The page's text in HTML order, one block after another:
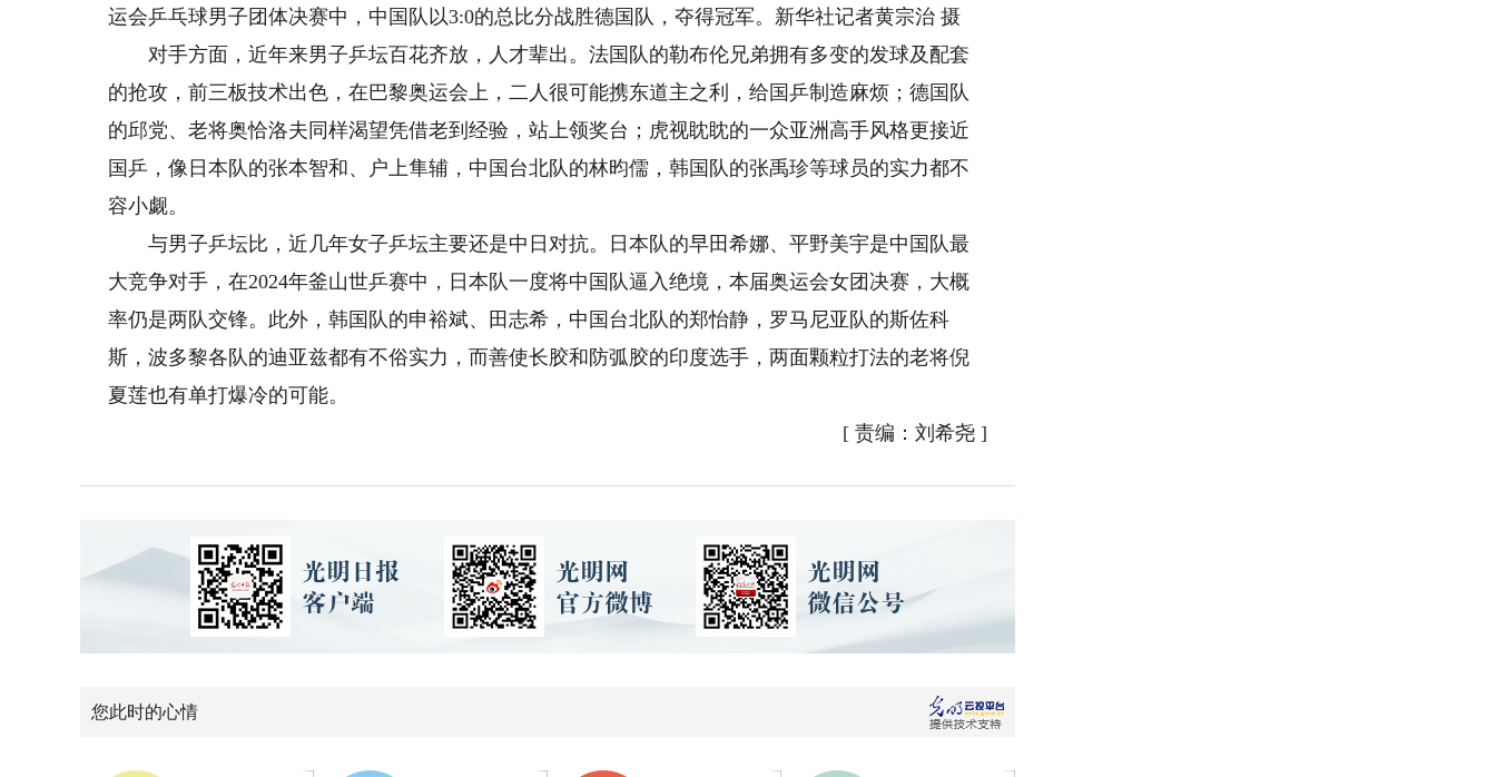
运会乒乓球男子团体决赛中，中国队以3:0的总比分战胜德国队，夺得冠军。新华社记者黄宗治 摄
对手方面，近年来男子乒坛百花齐放，人才辈出。法国队的勒布伦兄弟拥有多变的发球及配套
的抢攻，前三板技术出色，在巴黎奥运会上，二人很可能携东道主之利，给国乒制造麻烦；德国队
的邱党、老将奥恰洛夫同样渴望凭借老到经验，站上领奖台；虎视眈眈的一众亚洲高手风格更接近
国乒，像日本队的张本智和、户上隼辅，中国台北队的林昀儒，韩国队的张禹珍等球员的实力都不
容小觑。
与男子乒坛比，近几年女子乒坛主要还是中日对抗。日本队的早田希娜、平野美宇是中国队最
大竞争对手，在2024年釜山世乒赛中，日本队一度将中国队逼入绝境，本届奥运会女团决赛，大概
率仍是两队交锋。此外，韩国队的申裕斌、田志希，中国台北队的郑怡静，罗马尼亚队的斯佐科
斯，波多黎各队的迪亚兹都有不俗实力，而善使长胶和防弧胶的印度选手，两面颗粒打法的老将倪
夏莲也有单打爆冷的可能。
[ 责编：刘希尧]
您此时的心情